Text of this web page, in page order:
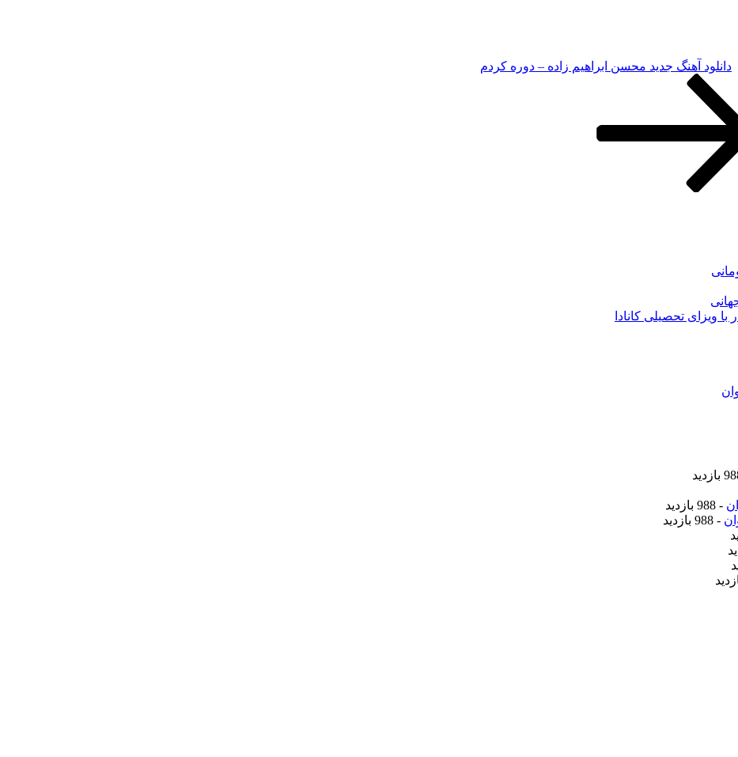
دانلود آهنگ جدید محسن ابراهیم زاده – دوره کردم
ویزای تحصیلی کانادا
- 988 بازدید
- 988 بازدید